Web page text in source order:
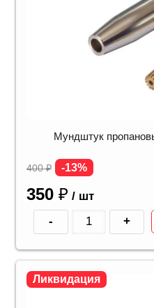
Мундштук
400₽ -13%
350 ₽ / шт
- +
Ликвидация